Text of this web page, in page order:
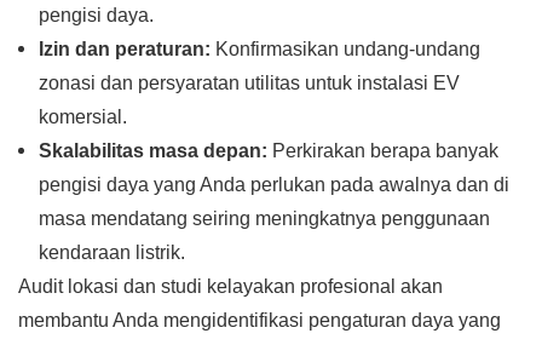
pengisi daya.
Izin dan peraturan: Konfirmasikan undang-undang
zonasi dan persyaratan utilitas untuk instalasi EV
komersial.
Skalabilitas masa depan: Perkirakan berapa banyak
pengisi daya yang Anda perlukan pada awalnya dan di
masa mendatang seiring meningkatnya penggunaan
kendaraan listrik.
Audit lokasi dan studi kelayakan profesional akan
membantu Anda mengidentifikasi pengaturan daya yang